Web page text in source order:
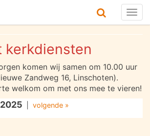
kerkdiensten
komen wij samen om 10.00 uur
Zandweg 16, Linschoten).
welkom om met ons mee te vieren!
volgende »